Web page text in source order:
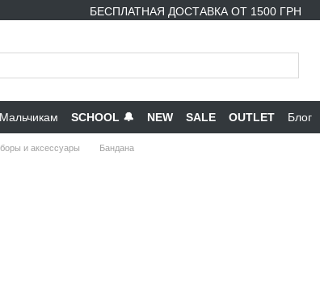
БЕСПЛАТНАЯ ДОСТАВКА ОТ 1500 ГРН
Мальчикам SCHOOL 🔔 NEW SALE OUTLET Блог
и аксессуары Бандана